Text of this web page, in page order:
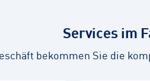
Services im
bekommen Sie die